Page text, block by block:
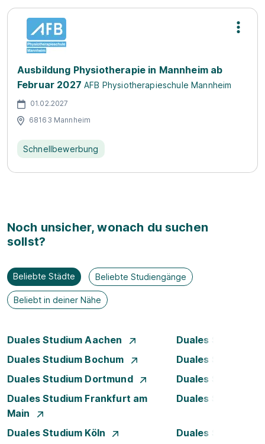
Ausbildung Physiotherapie in Mannheim ab
Februar 2027 AFB Physiotherapieschule Mannheim
01.02.2027
68163 Mannheim
Schnellbewerbung
Noch unsicher, wonach du suchen
sollst?
Beliebte Städte Beliebte Studiengänge
Beliebt in deiner Nähe
Duales Studium Aachen
Duales Studium
Duales Studium Bochum
Duales Studium
Duales Studium Dortmund
Duales Studium
Duales Studium Frankfurt am
Main
Duales Studium
Duales Studium Köln
Duales Studium